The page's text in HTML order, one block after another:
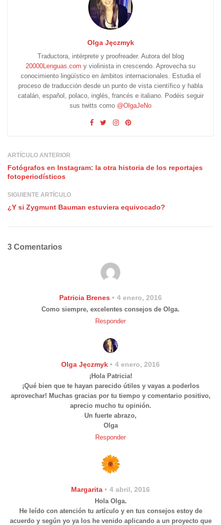
Olga Jęczmyk
Traductora, intérprete y proofreader. Autora del blog
20000Lenguas.com y violinista in crescendo. Aprovecha su
conocimiento lingüístico en ámbitos internacionales. Estudia el
proceso de traducción desde un punto de vista científico y habla
catalán, español, polaco, inglés, francés e italiano. Podéis seguir
sus twitts como @OlgaJeNo
ARTÍCULO ANTERIOR
Fotógrafos en Instagram: la otra historia de los reportajes
fotoperiodísticos
SIGUIENTE ARTÍCULO
¿Y si Zygmunt Bauman estuviera equivocado?
3 Comentarios
Patricia Brenes 4 enero, 2016
Como siempre, excelentes consejos de Olga.
Responder
Olga Jęczmyk 4 enero, 2016
¡Hola Patricia!
¡Qué bien que te hayan parecido útiles y vayas a poderlos
aprovechar! Muchas gracias por tu tiempo y comentario positivo,
aprecio mucho tu opinión.
Un fuerte abrazo,
Olga
Responder
Margarita 4 abril, 2016
Hola Olga.
He leído con atención tu artículo y en tus consejos estoy de
acuerdo y según yo ya los he venido aplicando a un proyecto que